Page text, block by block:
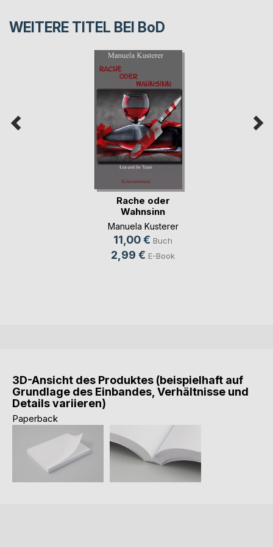
WEITERE TITEL BEI BoD
Rache oder
Wahnsinn
Manuela Kusterer
11,00 € Buch
2,99 € E-Book
3D-Ansicht des Produktes (beispielhaft auf
Grundlage des Einbandes, Verhältnisse und
Details variieren)
Paperback